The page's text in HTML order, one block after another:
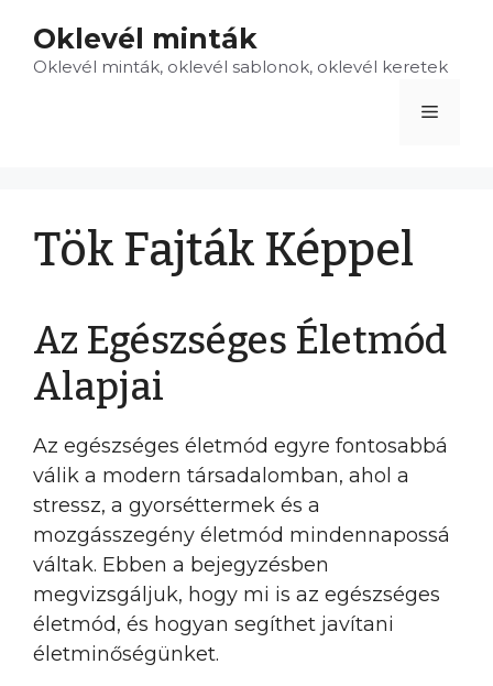
tartalomba
Oklevél minták
Oklevél minták, oklevél sablonok, oklevél keretek
Menü
Tök Fajták Képpel
Az Egészséges Életmód
Alapjai
Az egészséges életmód egyre fontosabbá
válik a modern társadalomban, ahol a
stressz, a gyorséttermek és a
mozgásszegény életmód mindennapossá
váltak. Ebben a bejegyzésben
megvizsgáljuk, hogy mi is az egészséges
életmód, és hogyan segíthet javítani
életminőségünket.